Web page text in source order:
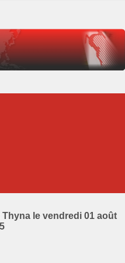
le vendredi 01 août